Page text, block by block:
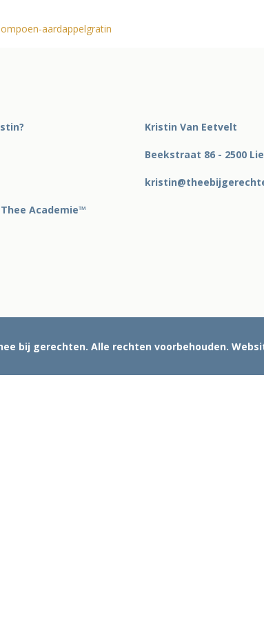
Academie™
Kristin Van Eetvelt
Beekstraat 86 - 2500
bij gerechten. Alle rechten voorbehouden.